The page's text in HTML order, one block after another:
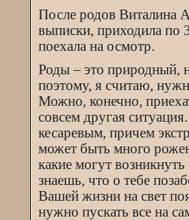
После родов Виталина
выписки, приходила по
поехала на осмотр.
Роды – это природный,
поэтому, я считаю,
Можно, конечно,
совсем другая
кесаревым, причем
может быть много
какие могут
знаешь, что о тебе
Вашей жизни на свет
нужно пускать все на